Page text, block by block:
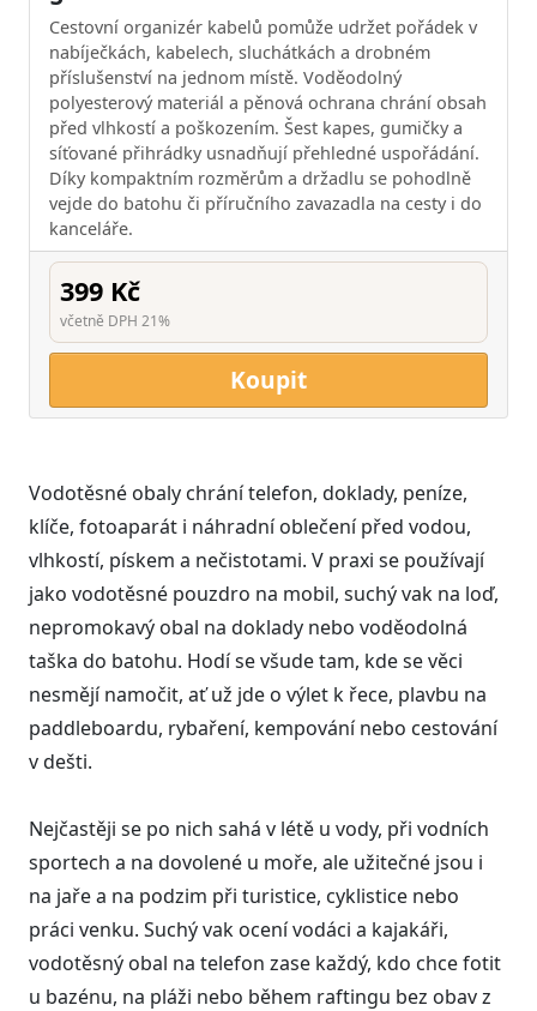
Cestovní organizér kabelů pomůže udržet pořádek v
nabíječkách, kabelech, sluchátkách a drobném
příslušenství na jednom místě. Voděodolný
polyesterový materiál a pěnová ochrana chrání obsah
před vlhkostí a poškozením. Šest kapes, gumičky a
síťované přihrádky usnadňují přehledné uspořádání.
Díky kompaktním rozměrům a držadlu se pohodlně
vejde do batohu či příručního zavazadla na cesty i do
kanceláře.
399 Kč
včetně DPH 21%
Koupit
Vodotěsné obaly chrání telefon, doklady, peníze,
klíče, fotoaparát i náhradní oblečení před vodou,
vlhkostí, pískem a nečistotami. V praxi se používají
jako vodotěsné pouzdro na mobil, suchý vak na loď,
nepromokavý obal na doklady nebo voděodolná
taška do batohu. Hodí se všude tam, kde se věci
nesmějí namočit, ať už jde o výlet k řece, plavbu na
paddleboardu, rybaření, kempování nebo cestování
v dešti.
Nejčastěji se po nich sahá v létě u vody, při vodních
sportech a na dovolené u moře, ale užitečné jsou i
na jaře a na podzim při turistice, cyklistice nebo
práci venku. Suchý vak ocení vodáci a kajakáři,
vodotěsný obal na telefon zase každý, kdo chce fotit
u bazénu, na pláži nebo během raftingu bez obav z